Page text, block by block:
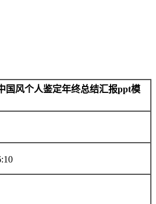
国风个人鉴定年终总结汇报ppt模